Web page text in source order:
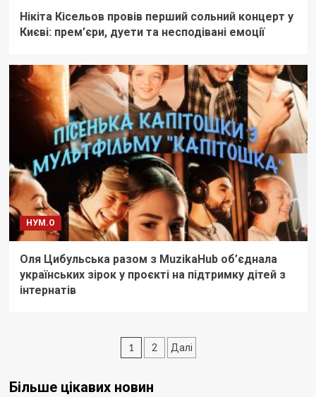
Нікіта Кісельов провів перший сольний концерт у
Києві: прем’єри, дуети та несподівані емоції
НУМ.О
Оля Цибульська разом з MuzikaHub об’єднала
українських зірок у проєкті на підтримку дітей з
інтернатів
Пагінація
1 2 Далі
Більше цікавих новин